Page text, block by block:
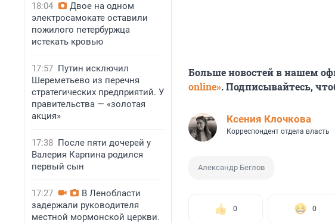
18:04
Двое на одном
электросамокате оставили
пожилого петербуржца
истекать кровью
17:57 Путин исключил
Шереметьево из перечня
стратегических предприятий. У
правительства — «золотая
акция»
17:38 После пяти дочерей у
Валерия Карпина родился
первый сын
17:27
В Ленобласти
задержали руководителя
местной мормонской церкви.
Больше новостей в нашем
online». Подписывайтесь,
Ксения Клочкова
Корреспондент отдела власть
Александр Беглов
0 0